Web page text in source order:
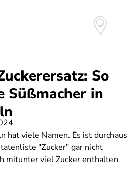
So
Süßmacher in
hat viele Namen. Es ist durchaus
"Zucker" gar nicht
mitunter viel Zucker enthalten